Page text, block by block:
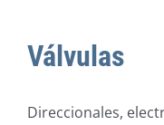
Válvulas
Direccionales,